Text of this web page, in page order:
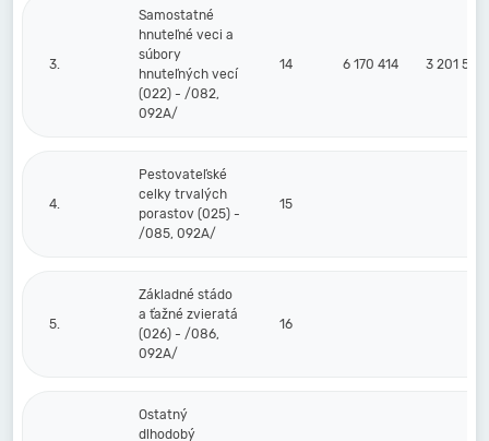
3.
Samostatné
hnuteľné veci a
súbory
hnuteľných vecí
(022) - /082,
092A/
14 6 170 414 3 201 576
4.
Pestovateľské
celky trvalých
porastov (025) -
/085, 092A/
15
5.
Základné stádo
a ťažné zvieratá
(026) - /086,
092A/
16
Ostatný
dlhodobý